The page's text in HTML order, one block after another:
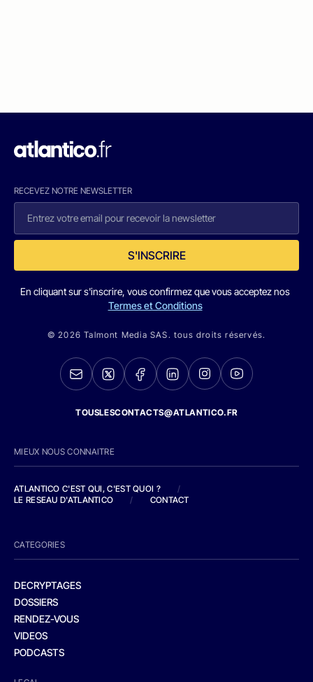
RECEVEZ NOTRE NEWSLETTER
S'INSCRIRE
En cliquant sur s'inscrire, vous confirmez que vous acceptez nos
Termes et Conditions
© 2026 Talmont Media SAS. tous droits réservés.
TOUSLESCONTACTS@ATLANTICO.FR
MIEUX NOUS CONNAITRE
ATLANTICO C'EST QUI, C'EST QUOI ?
/
LE RESEAU D'ATLANTICO
/ CONTACT
CATEGORIES
DECRYPTAGES
DOSSIERS
RENDEZ-VOUS
VIDEOS
PODCASTS